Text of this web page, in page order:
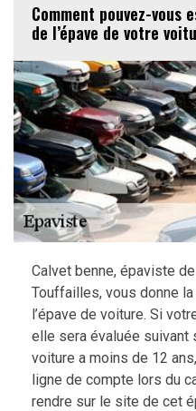
Comment pouvez-
de l’épave de votre
Calvet benne, épaviste
Touffailles, vous donne
l’épave de voiture. Si
elle sera évaluée suivant
voiture a moins de 12
ligne de compte lors du
rendre sur le site de cet